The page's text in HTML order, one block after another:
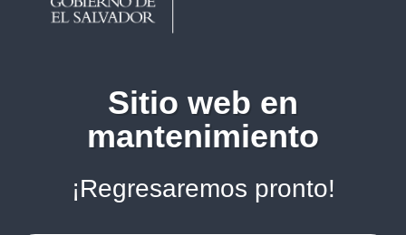
Sitio web en
mantenimiento
¡Regresaremos pronto!